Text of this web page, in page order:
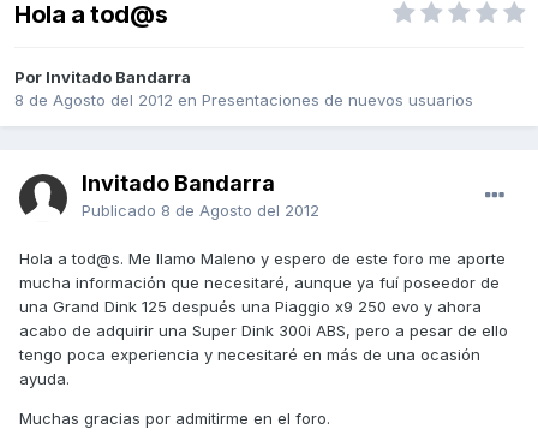
Hola a tod@s
Por Invitado Bandarra
8 de Agosto del 2012 en Presentaciones de nuevos usuarios
Invitado Bandarra
Publicado 8 de Agosto del 2012
Hola a tod@s. Me llamo Maleno y espero de este foro me aporte
mucha información que necesitaré, aunque ya fuí poseedor de
una Grand Dink 125 después una Piaggio x9 250 evo y ahora
acabo de adquirir una Super Dink 300i ABS, pero a pesar de ello
tengo poca experiencia y necesitaré en más de una ocasión
ayuda.
Muchas gracias por admitirme en el foro.